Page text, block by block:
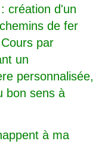
création d'un
de fer
par
un
personnalisée,
bon sens à
à ma